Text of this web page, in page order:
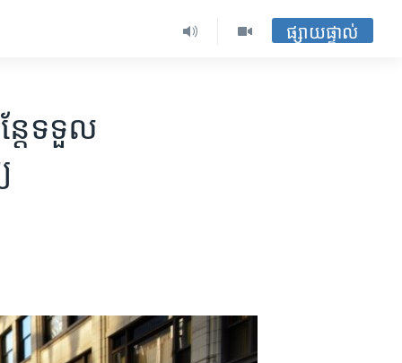
ផ្សាយផ្ទាល់
តែ​ទទួល​